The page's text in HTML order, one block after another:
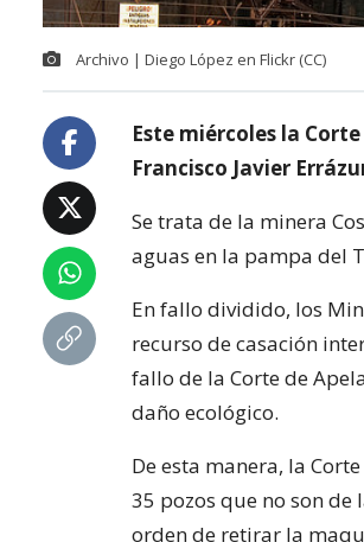
Archivo | Diego López en Flickr (CC)
Este miércoles la
Francisco Javier
Se trata de la minera
aguas en la pampa del
En fallo dividido, los
recurso de casación
fallo de la Corte de
daño ecológico.
De esta manera, la
35 pozos que no son
orden de retirar la